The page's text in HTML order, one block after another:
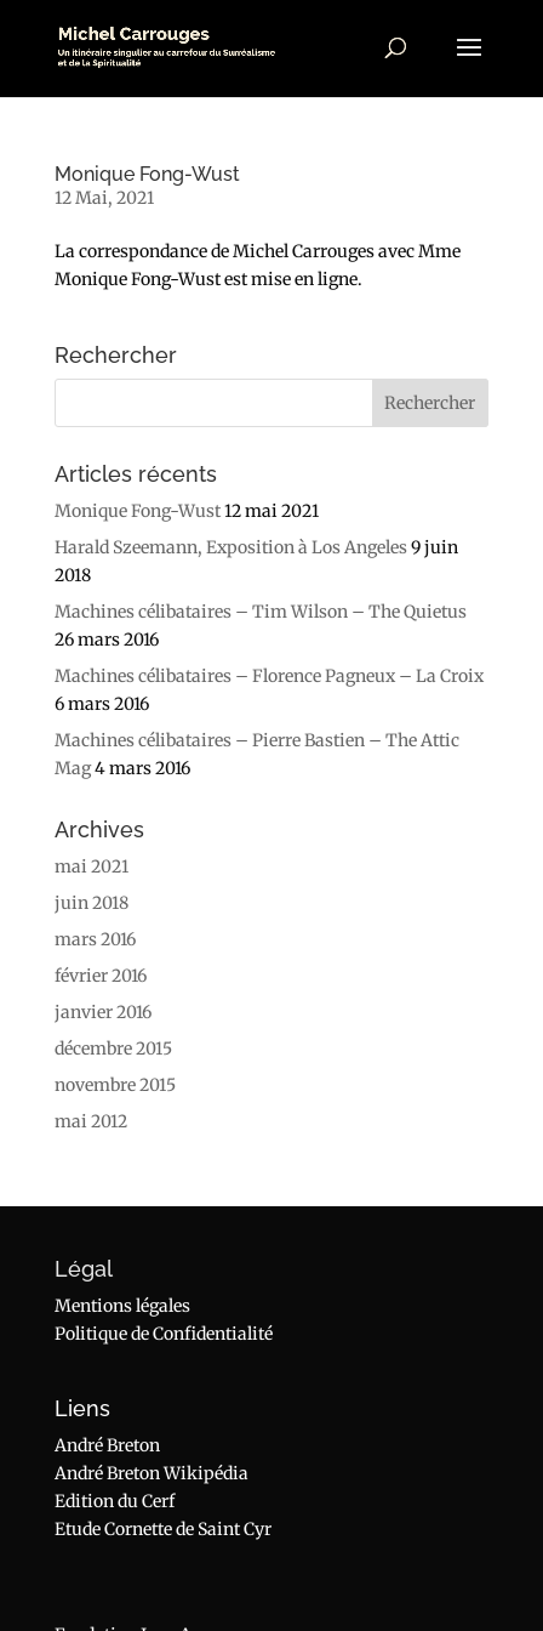
Monique Fong-Wust
12 Mai, 2021
La correspondance de Michel Carrouges avec Mme
Monique Fong-Wust est mise en ligne.
Rechercher
Articles récents
Monique Fong-Wust12 mai 2021
Harald Szeemann, Exposition à Los Angeles9 juin
2018
Machines célibataires – Tim Wilson – The Quietus
26 mars 2016
Machines célibataires – Florence Pagneux – La Croix
6 mars 2016
Machines célibataires – Pierre Bastien – The Attic
Mag4 mars 2016
Archives
mai 2021
juin 2018
mars 2016
février 2016
janvier 2016
décembre 2015
novembre 2015
mai 2012
Légal
Mentions légales
Politique de Confidentialité
Liens
André Breton
André Breton Wikipédia
Edition du Cerf
Etude Cornette de Saint Cyr